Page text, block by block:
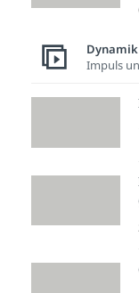
Dynamik
Impuls